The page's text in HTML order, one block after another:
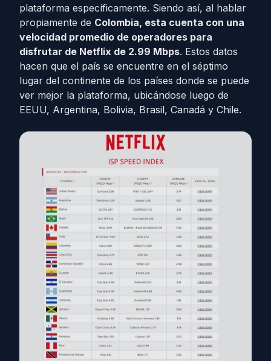
plataforma específicamente. Siendo así, al hablar
propiamente de Colombia, esta cuenta con una
velocidad promedio de operadores para
disfrutar de Netflix de 2.99 Mbps. Estos datos
hacen que el país se encuentre en el séptimo
lugar del continente de los países donde se puede
ver mejor la plataforma, ubicándose luego de
EEUU, Argentina, Bolivia, Brasil, Canadá y Chile.